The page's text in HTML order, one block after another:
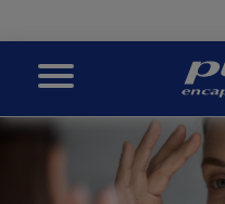
navigation